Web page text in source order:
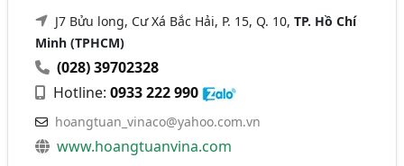
J7 Bửu long, Cư Xá Bắc Hải, P. 15, Q. 10,TP. Hồ Chí
Minh (TPHCM)
(028) 39702328
Hotline:0933 222 990
hoangtuan_vinaco@yahoo.com.vn
www.hoangtuanvina.com